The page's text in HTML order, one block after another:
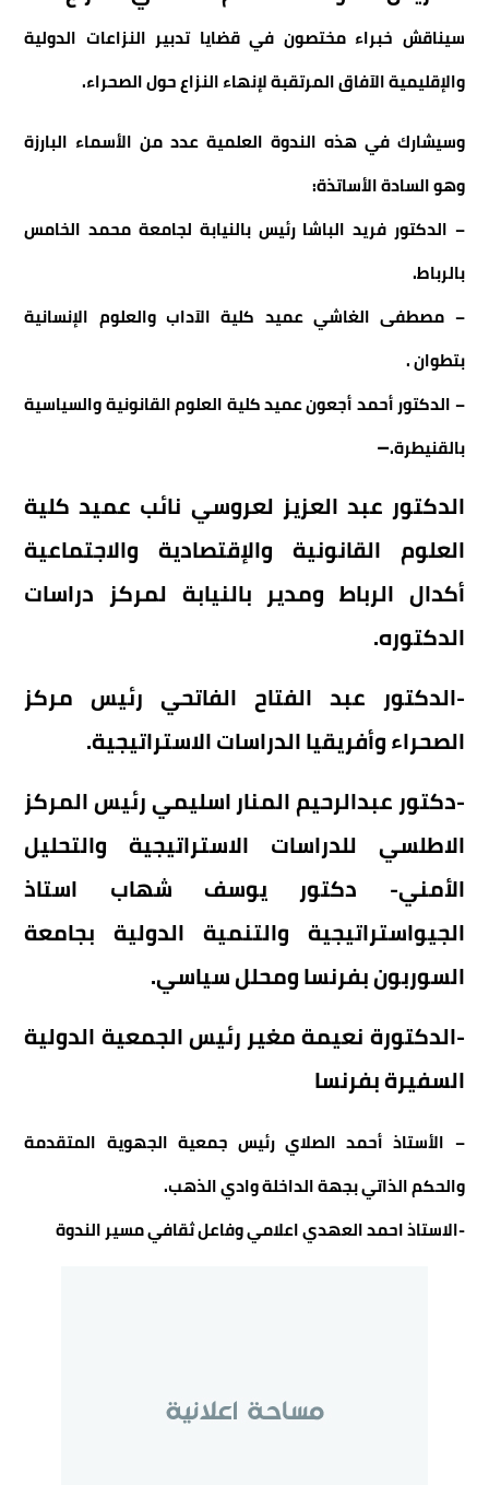
سيناقش خبراء مختصون في قضايا تدبير النزاعات الدولية
والإقليمية الآفاق المرتقبة لإنهاء النزاع حول الصحراء.
وسيشارك في هذه الندوة العلمية عدد من الأسماء البارزة
وهو السادة الأساتذة:
– الدكتور فريد الباشا رئيس بالنيابة لجامعة محمد الخامس
بالرباط.
– مصطفى الغاشي عميد كلية الآداب والعلوم الإنسانية
بتطوان .
– الدكتور أحمد أجعون عميد كلية العلوم القانونية والسياسية
بالقنيطرة.–
الدكتور عبد العزيز لعروسي نائب عميد كلية
العلوم القانونية والإقتصادية والاجتماعية
أكدال الرباط ومدير بالنيابة لمركز دراسات
الدكتوره.
-الدكتور عبد الفتاح الفاتحي رئيس مركز
الصحراء وأفريقيا الدراسات الاستراتيجية.
-دكتور عبدالرحيم المنار اسليمي رئيس المركز
الاطلسي للدراسات الاستراتيجية والتحليل
الأمني- دكتور يوسف شهاب استاذ
الجيواستراتيجية والتنمية الدولية بجامعة
السوربون بفرنسا ومحلل سياسي.
-الدكتورة نعيمة مغير رئيس الجمعية الدولية
السفيرة بفرنسا
– الأستاذ أحمد الصلاي رئيس جمعية الجهوية المتقدمة
والحكم الذاتي بجهة الداخلة وادي الذهب.
-الاستاذ احمد العهدي اعلامي وفاعل ثقافي مسير الندوة